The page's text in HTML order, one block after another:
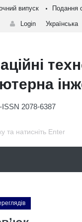
випуск Подання
Login Українська
2078-6387